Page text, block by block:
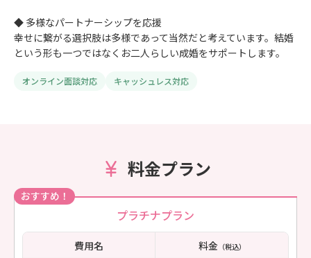
◆ 多様なパートナーシップを応援
幸せに繋がる選択肢は多様であって当然だと考えています。結婚
という形も一つではなくお二人らしい成婚をサポートします。
オンライン面談対応 キャッシュレス対応
料金プラン
おすすめ！
プラチナプラン
費用名 料金（税込）